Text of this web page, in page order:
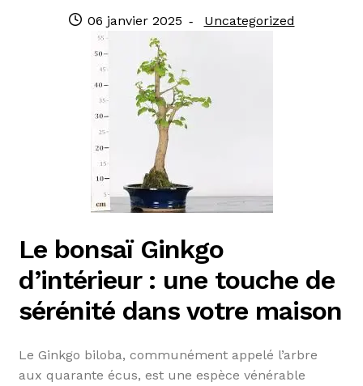
Publié
06 janvier 2025
Catégorie
Uncategorized
Le bonsaï Ginkgo
d’intérieur : une touche de
sérénité dans votre maison
Le Ginkgo biloba, communément appelé l’arbre
aux quarante écus, est une espèce vénérable